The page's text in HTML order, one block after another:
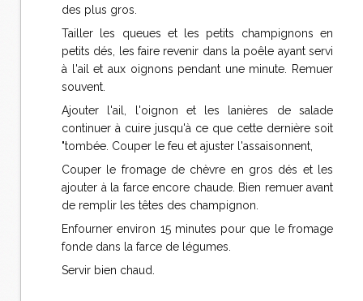
des plus gros.
Tailler les queues et les petits champignons en
petits dés, les faire revenir dans la poêle ayant servi
à l'ail et aux oignons pendant une minute. Remuer
souvent.
Ajouter l'ail, l'oignon et les lanières de salade
continuer à cuire jusqu'à ce que cette dernière soit
"tombée. Couper le feu et ajuster l'assaisonnent,
Couper le fromage de chèvre en gros dés et les
ajouter à la farce encore chaude. Bien remuer avant
de remplir les têtes des champignon.
Enfourner environ 15 minutes pour que le fromage
fonde dans la farce de légumes.
Servir bien chaud.